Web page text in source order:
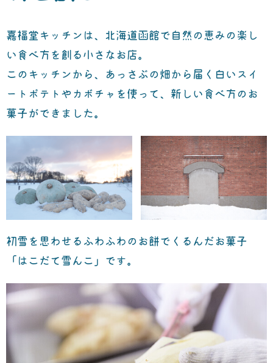
嘉福堂キッチンは、北海道函館で自然の恵みの楽し
い食べ方を創る小さなお店。
このキッチンから、あっさぶの畑から届く白いスイ
ートポテトやカボチャを使って、新しい食べ方のお
菓子ができました。
初雪を思わせるふわふわのお餅でくるんだお菓子
「はこだて雪んこ」です。